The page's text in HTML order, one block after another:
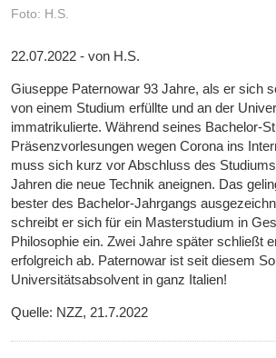
Foto: H.S.
22.07.2022 - von H.S.
Giuseppe Paternowar 93 Jahre, als er sich
von einem Studium erfüllte und an der
immatrikulierte. Während seines Bachelor-
Präsenzvorlesungen wegen Corona ins
muss sich kurz vor Abschluss des
Jahren die neue Technik aneignen. Das
bester des Bachelor-Jahrgangs
schreibt er sich für ein Masterstudium in
Philosophie ein. Zwei Jahre später schließt
erfolgreich ab. Paternowar ist seit diesem
Universitätsabsolvent in ganz Italien!
Quelle: NZZ, 21.7.2022